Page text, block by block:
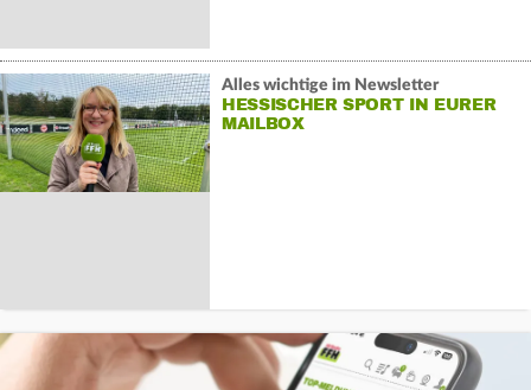
Alles wichtige im Newsletter
HESSISCHER SPORT IN EURER
MAILBOX